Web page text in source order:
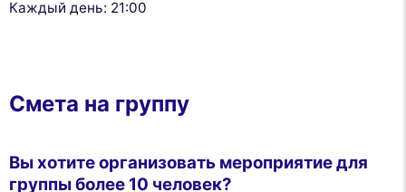
Каждый день: 21:00
Смета на группу
Вы хотите организовать мероприятие для
группы более 10 человек?